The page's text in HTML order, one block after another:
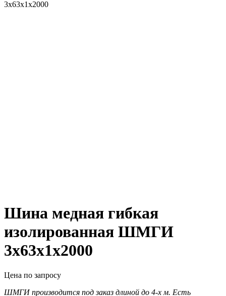
3х63х1х2000
Шина медная гибкая
изолированная ШМГИ
3х63х1х2000
Цена по запросу
ШМГИ производится под заказ длиной до 4-х м. Есть